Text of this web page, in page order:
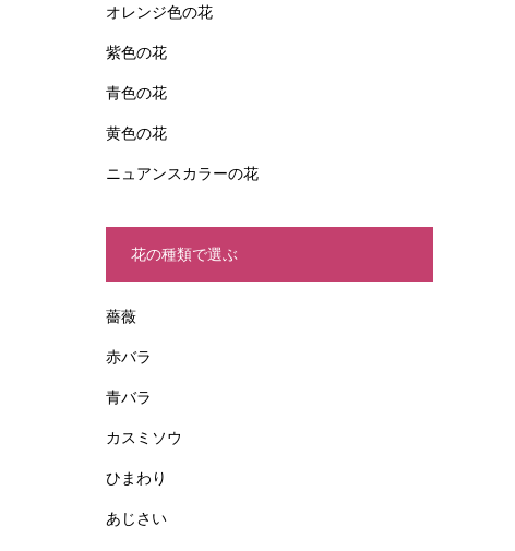
オレンジ色の花
紫色の花
青色の花
黄色の花
ニュアンスカラーの花
花の種類で選ぶ
薔薇
赤バラ
青バラ
カスミソウ
ひまわり
あじさい